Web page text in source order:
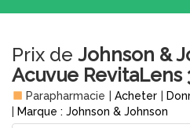
Prix de Johnson &
Acuvue RevitaLens
Parapharmacie Acheter
Marque : Johnson & Johnson